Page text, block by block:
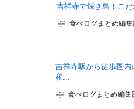
吉祥寺で焼き鳥！こ
食べログまとめ編
吉祥寺駅から徒歩圏
和...
食べログまとめ編集